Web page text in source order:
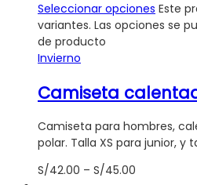
Seleccionar opciones Este
variantes. Las opciones se
de producto
Invierno
Camiseta
Camiseta para hombres,
polar. Talla XS para junior, y
S/42.00 – S/45.00